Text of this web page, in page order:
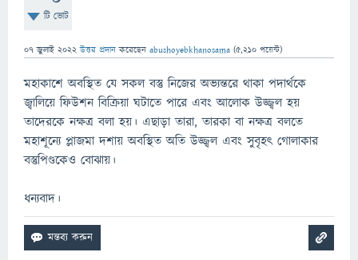
টি ভোট
07 জুলাই 2022 উত্তর প্রদান করেছেন abushoyebkhanosama (5,210 পয়েন্ট)
মহাকাশে অবস্থিত যে সকল বস্তু নিজের অভ্যন্তরে থাকা পদার্থকে
জ্বালিয়ে ফিউশন বিক্রিয়া ঘটাতে পারে এবং আলোক উজ্জ্বল হয়
তাদেরকে নক্ষত্র বলা হয়। এছাড়া তারা, তারকা বা নক্ষত্র বলতে
মহাশূন্যে প্লাজমা দশায় অবস্থিত অতি উজ্জ্বল এবং সুবৃহৎ গোলাকার
বস্তুপিণ্ডকেও বোঝায়।
ধন্যবাদ।